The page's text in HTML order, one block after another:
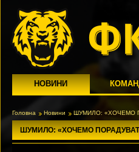
НОВИНИ
Головна Новини ШУМИЛО: «ХОЧЕМО
ШУМИЛО: «ХОЧЕМО